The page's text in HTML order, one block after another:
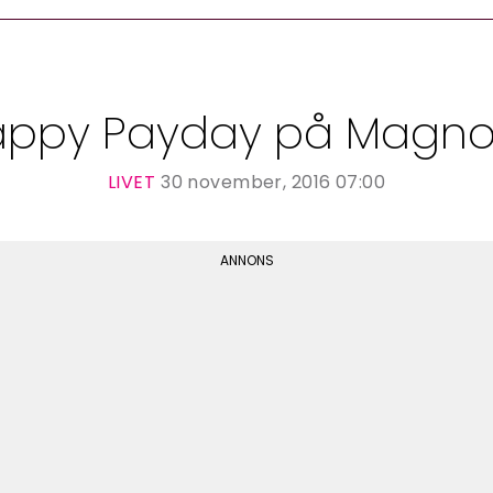
Payday på
LIVET 30 november, 2016 07:00